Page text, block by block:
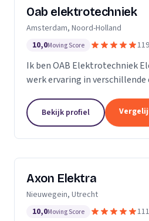
Oab elektrotechniek
Amsterdam, Noord-Holland
10,0Moving Score
Ik ben OAB Elektrotechniek
werk ervaring in
groepenkasten noem het
Bekijk profiel
Axon Elektra
Nieuwegein, Utrecht
10,0Moving Score